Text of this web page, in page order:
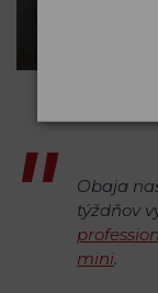
Obaja
týždňov
mini.